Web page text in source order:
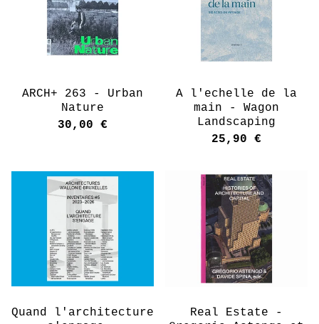
ARCH+ 263 - Urban
Nature
30,00 €
A l'echelle de la
main - Wagon
Landscaping
25,90 €
Quand l'architecture
Real Estate -